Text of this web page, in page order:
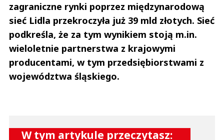
zagraniczne rynki poprzez międzynarodową
sieć Lidla przekroczyła już 39 mld złotych. Sieć
podkreśla, że za tym wynikiem stoją m.in.
wieloletnie partnerstwa z krajowymi
producentami, w tym przedsiębiorstwami z
województwa śląskiego.
W tym artykule przeczytasz: